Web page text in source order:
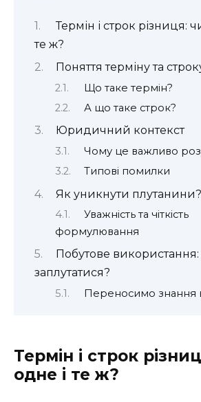
Термін і строк різниця:
те ж?
Поняття терміну та
Що таке термін?
А що таке строк?
Юридичний контекст
Чому це важливо
Типові помилки
Як уникнути плутанини?
Уважність та чіткість
формулювання
Побутове
заплутатися?
Переносимо знання
Термін і строк
одне і те ж?